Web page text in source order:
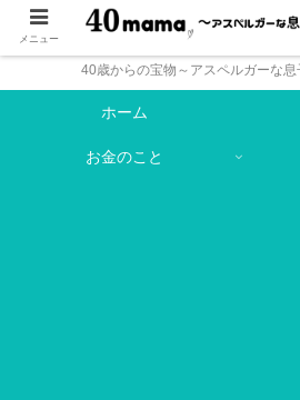
40歳からの宝物～アスペルガーな息
ホーム
お金のこと
メニュー